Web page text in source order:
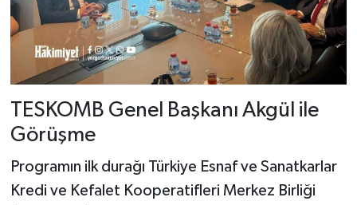
TESKOMB Genel Başkanı Akgül ile
Görüşme
Programın ilk durağı Türkiye Esnaf ve Sanatkarlar
Kredi ve Kefalet Kooperatifleri Merkez Birliği